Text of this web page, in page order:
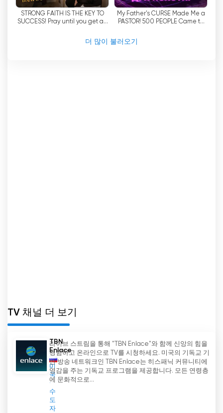
STRONG FAITH IS THE KEY TO
SUCCESS! Pray until you get an
My Father's CURSE Made Me a
PASTOR! 500 PEOPLE Came to
더 많이 불러오기
TV 채널 더 보기
TBN
Enlace
미
국
수
도
자
라이브 스트림을 통해 "TBN Enlace"와 함께 신앙의 힘을
경험하고 온라인으로 TV를 시청하세요. 미국의 기독교 기
반 방송 네트워크인 TBN Enlace는 히스패닉 커뮤니티에
영감을 주는 기독교 프로그램을 제공합니다. 모든 연령층
에 문화적으로...